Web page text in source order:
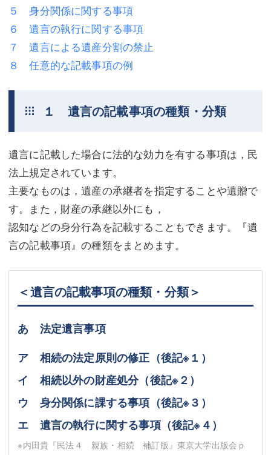
不動産
相続・遺言
離婚（夫婦間トラブル）
労働問題（解雇，残業等）
交通事故
不動産登記
商業登記
調査・書面作成
債務整理
マスコミ取材・実績
アクセス
東京事務所 (新宿・四谷)
埼玉事務所 (さいたま市)
川口事務所（埼玉県川口市）
相続・遺言
離婚（夫婦間トラブル）
企業法務
刑事弁護
不動産登記
商業登記
調査・書面作成
債務整理
マスコミ取材・実績
アクセス
東京事務所 (新宿・四谷)
埼玉事務所 (さいたま市)
川口事務所（埼玉県川口市）
お問い合せフォーム
５ 身分関係に関する事項
６ 遺言の執行に関する事項
７ 遺言による遺産分割の禁止
８ 任意的な記載事項の例
１ 遺言の記載事項の種類・分類
遺言に記載した場合に法的な効力を有する事項は，民
法上規定されています。
主要なものは，遺産の承継者を指定することや遺贈で
す。また，財産の承継以外にも，
認知などの身分行為を記載することもできます。『遺
言の記載事項』の種類をまとめます。
＜遺言の記載事項の種類・分類＞
あ 法定遺言事項
ア 相続の法定原則の修正（後記※１ ）
イ 相続以外の財産処分（後記※２）
ウ 身分関係に課する事項（後記※３ ）
エ 遺言の執行に関する事項（後記※４）
※内田貴『民法４ 親族・相続 補訂版』東京大学出版会ｐ